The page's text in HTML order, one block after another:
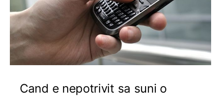
Cand e nepotrivit sa suni o